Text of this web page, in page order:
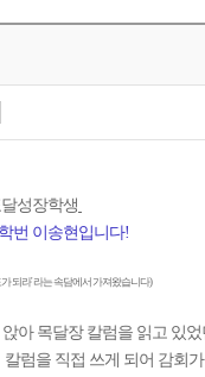
메가스터디
성장학생
번 이송현입니다!
되라' 라는 속담에서 가져왔습니다)
아 목달장 칼럼을 읽고 있
럼을 직접 쓰게 되어 감회